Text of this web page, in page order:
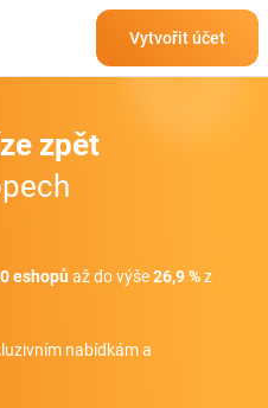
Vytvořit účet
zpět
eshopů až do výše26,9 %z
nabídkám a